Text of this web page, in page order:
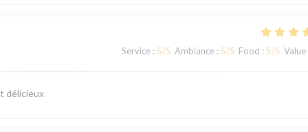
Service : 5/5 Ambiance : 5/5 Food : 5/5 Value
délicieux